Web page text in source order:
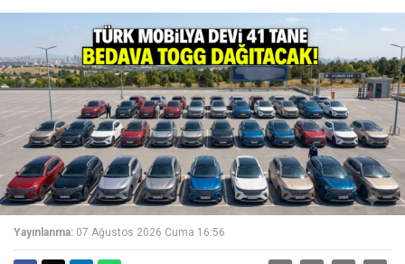
Yayınlanma: 07 Ağustos 2026 Cuma 16:56